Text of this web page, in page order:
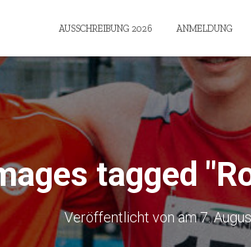
AUSSCHREIBUNG 2026 ANMELDUNG
tagged
Veröffentlicht vonam7.